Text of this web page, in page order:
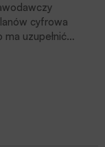
cyfrowa
uzupełnić